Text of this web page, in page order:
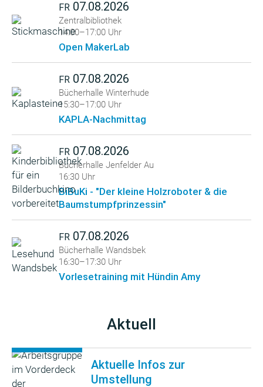
FR 07.08.2026
Zentralbibliothek
14:00–17:00 Uhr
Open MakerLab
FR 07.08.2026
Bücherhalle Winterhude
15:30–17:00 Uhr
KAPLA-Nachmittag
FR 07.08.2026
Bücherhalle Jenfelder Au
16:30 Uhr
BiBuKi - "Der kleine Holzroboter & die
Baumstumpfprinzessin"
FR 07.08.2026
Bücherhalle Wandsbek
16:30–17:30 Uhr
Vorlesetraining mit Hündin Amy
Aktuell
Aktuelle Infos zur
Umstellung